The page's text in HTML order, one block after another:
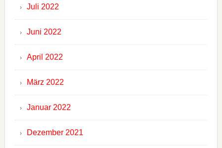
Juli 2022
Juni 2022
April 2022
März 2022
Januar 2022
Dezember 2021